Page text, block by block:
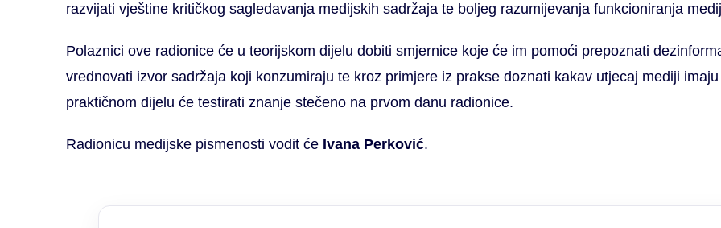
razvijati vještine kritičkog sagledavanja medijskih sadržaja te boljeg razumijevanja funkcioniranja
Polaznici ove radionice će u teorijskom dijelu dobiti smjernice koje će im pomoći prepoznati
vrednovati izvor sadržaja koji konzumiraju te kroz primjere iz prakse doznati kakav utjecaj mediji
praktičnom dijelu će testirati znanje stečeno na prvom danu radionice.
Radionicu medijske pismenosti vodit će Ivana Perković.